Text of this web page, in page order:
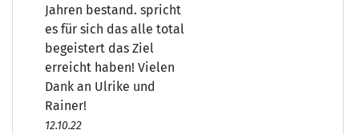
Jahren bestand. spricht
es für sich das alle total
begeistert das Ziel
erreicht haben! Vielen
Dank an Ulrike und
Rainer!
12.10.22